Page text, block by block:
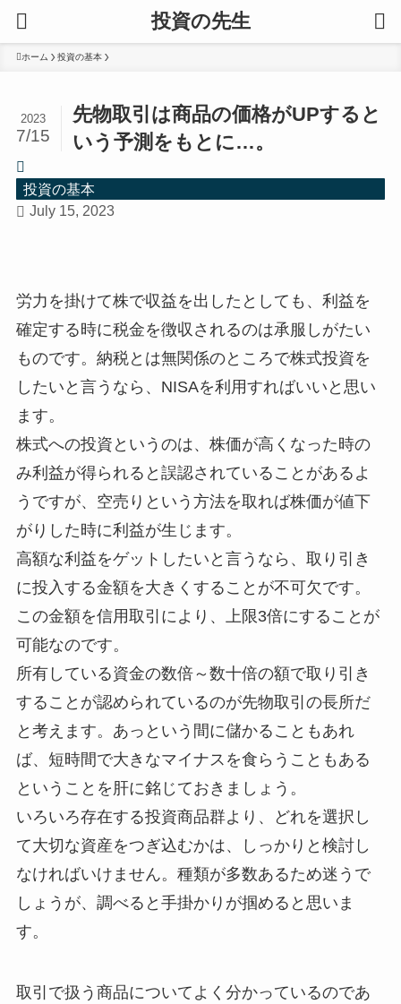
投資の先生
ホーム 投資の基本
先物取引は商品の価格がUPすると
いう予測をもとに…。
2023
7/15
投資の基本
July 15, 2023
労力を掛けて株で収益を出したとしても、利益を
確定する時に税金を徴収されるのは承服しがたい
ものです。納税とは無関係のところで株式投資を
したいと言うなら、NISAを利用すればいいと思い
ます。
株式への投資というのは、株価が高くなった時の
み利益が得られると誤認されていることがあるよ
うですが、空売りという方法を取れば株価が値下
がりした時に利益が生じます。
高額な利益をゲットしたいと言うなら、取り引き
に投入する金額を大きくすることが不可欠です。
この金額を信用取引により、上限3倍にすることが
可能なのです。
所有している資金の数倍～数十倍の額で取り引き
することが認められているのが先物取引の長所だ
と考えます。あっという間に儲かることもあれ
ば、短時間で大きなマイナスを食らうこともある
ということを肝に銘じておきましょう。
いろいろ存在する投資商品群より、どれを選択し
て大切な資産をつぎ込むかは、しっかりと検討し
なければいけません。種類が多数あるため迷うで
しょうが、調べると手掛かりが掴めると思いま
す。
取引で扱う商品についてよく分かっているのであ